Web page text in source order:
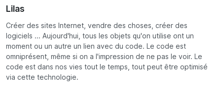
Lilas
Créer des sites Internet, vendre des choses, créer des
logiciels ... Aujourd'hui, tous les objets qu'on utilise ont un
moment ou un autre un lien avec du code. Le code est
omniprésent, même si on a l'impression de ne pas le voir. Le
code est dans nos vies tout le temps, tout peut être optimisé
via cette technologie.